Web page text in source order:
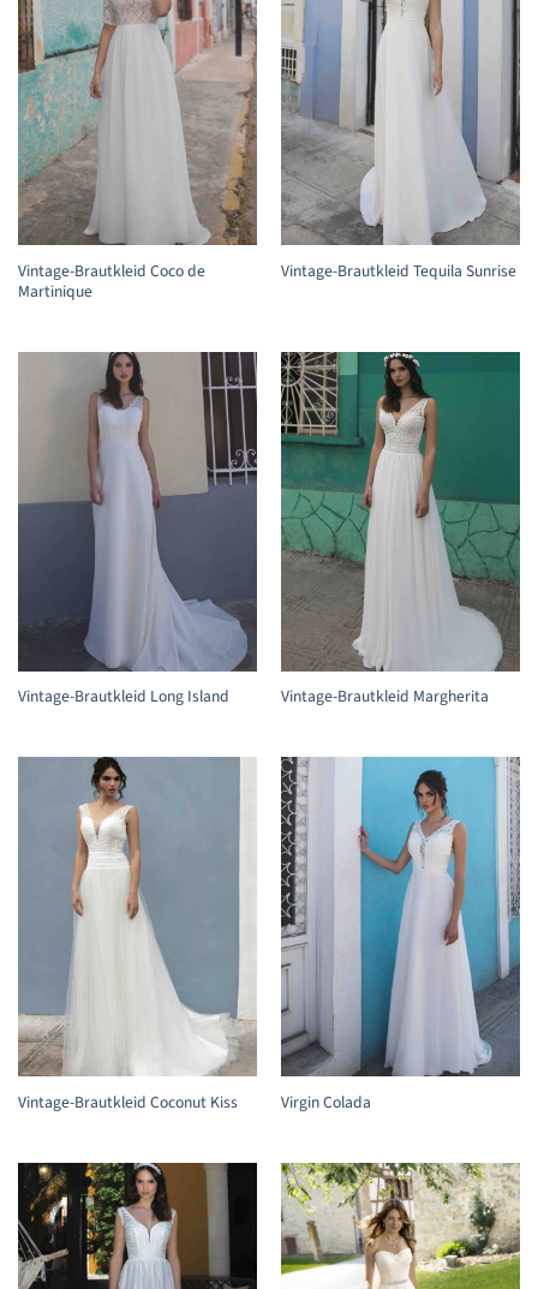
Vintage-Brautkleid Coco de
Martinique
Vintage-Brautkleid Tequila Sunrise
Vintage-Brautkleid Long Island Vintage-Brautkleid Margherita
Vintage-Brautkleid Coconut Kiss Virgin Colada